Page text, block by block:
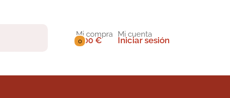
0
Mi compra
0,00 €
Mi cuenta
Iniciar sesión